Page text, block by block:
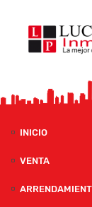
INICIO
VENTA